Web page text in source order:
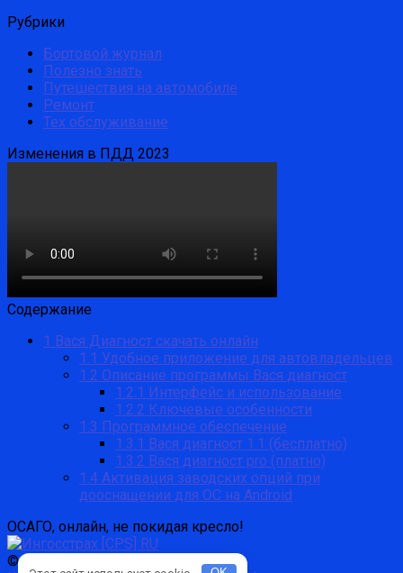
Рубрики
Бортовой журнал
Полезно знать
Путешествия на автомобиле
Ремонт
Тех обслуживание
Изменения в ПДД 2023
Содержание
1 Вася Диагност скачать онлайн
1.1 Удобное приложение для автовладельцев
1.2 Описание программы Вася диагност
1.2.1 Интерфейс и использование
1.2.2 Ключевые особенности
1.3 Программное обеспечение
1.3.1 Вася диагност 1.1 (бесплатно)
1.3.2 Вася диагност pro (платно)
1.4 Активация заводских опций при
дооснащении для ОС на Android
ОСАГО, онлайн, не покидая кресло!
© 2026 Znaemavto.ru